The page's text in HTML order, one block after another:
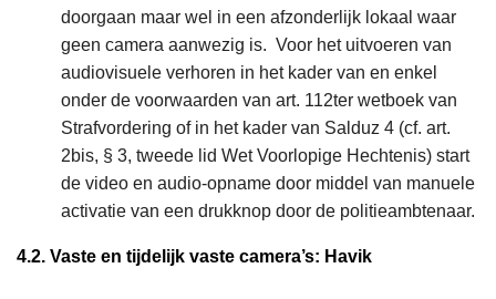
doorgaan maar wel in een afzonderlijk lokaal waar
geen camera aanwezig is. Voor het uitvoeren van
audiovisuele verhoren in het kader van en enkel
onder de voorwaarden van art. 112ter wetboek van
Strafvordering of in het kader van Salduz 4 (cf. art.
2bis, § 3, tweede lid Wet Voorlopige Hechtenis) start
de video en audio-opname door middel van manuele
activatie van een drukknop door de politieambtenaar.
4.2. Vaste en tijdelijk vaste camera’s: Havik